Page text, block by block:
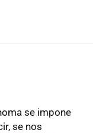
se impone
se nos